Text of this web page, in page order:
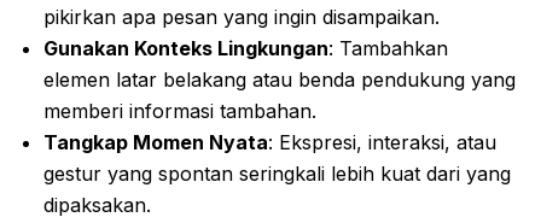
pikirkan apa pesan yang ingin disampaikan.
Gunakan Konteks Lingkungan: Tambahkan
elemen latar belakang atau benda pendukung yang
memberi informasi tambahan.
Tangkap Momen Nyata: Ekspresi, interaksi, atau
gestur yang spontan seringkali lebih kuat dari yang
dipaksakan.